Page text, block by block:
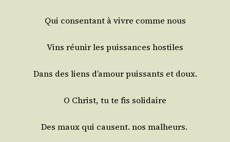
Qui consen­tant à vivre comme nous
Vins réunir les puis­sances hostiles
Dans des liens d’a­mour puis­sants et doux.
O Christ, tu te fis solidaire
Des maux qui causent. nos malheurs.